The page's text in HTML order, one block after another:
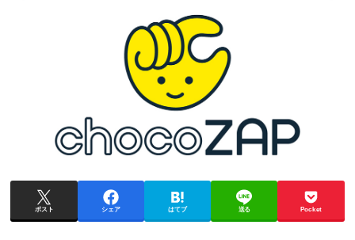
ポスト シェア はてブ 送る Pocket